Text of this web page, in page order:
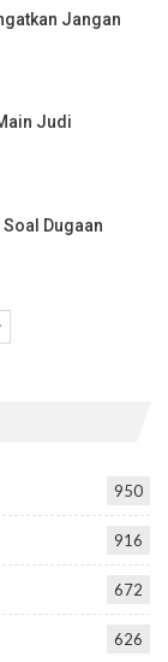
Jangan
Judi
Soal Dugaan
950
916
672
626